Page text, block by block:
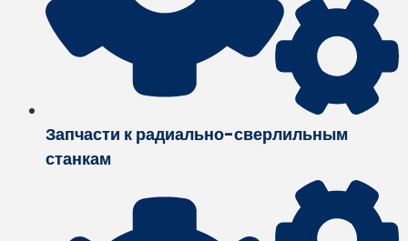
Запчасти к радиально-сверлильным
станкам